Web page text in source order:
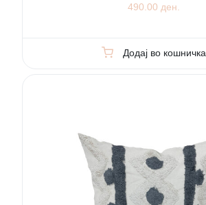
490.00 ден.
Додај во кошничка